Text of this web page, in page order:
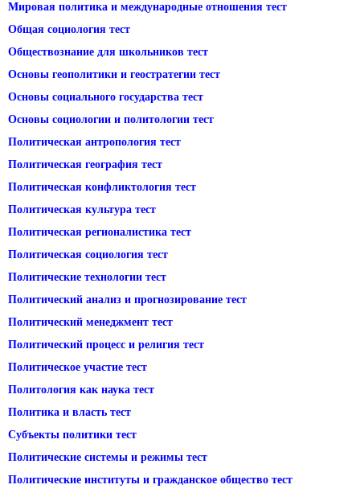
Мировая политика и международные отношения тест
Общая социология тест
Обществознание для школьников тест
Основы геополитики и геостратегии тест
Основы социального государства тест
Основы социологии и политологии тест
Политическая антропология тест
Политическая география тест
Политическая конфликтология тест
Политическая культура тест
Политическая регионалистика тест
Политическая социология тест
Политические технологии тест
Политический анализ и прогнозирование тест
Политический менеджмент тест
Политический процесс и религия тест
Политическое участие тест
Политология как наука тест
Политика и власть тест
Субъекты политики тест
Политические системы и режимы тест
Политические институты и гражданское общество тест